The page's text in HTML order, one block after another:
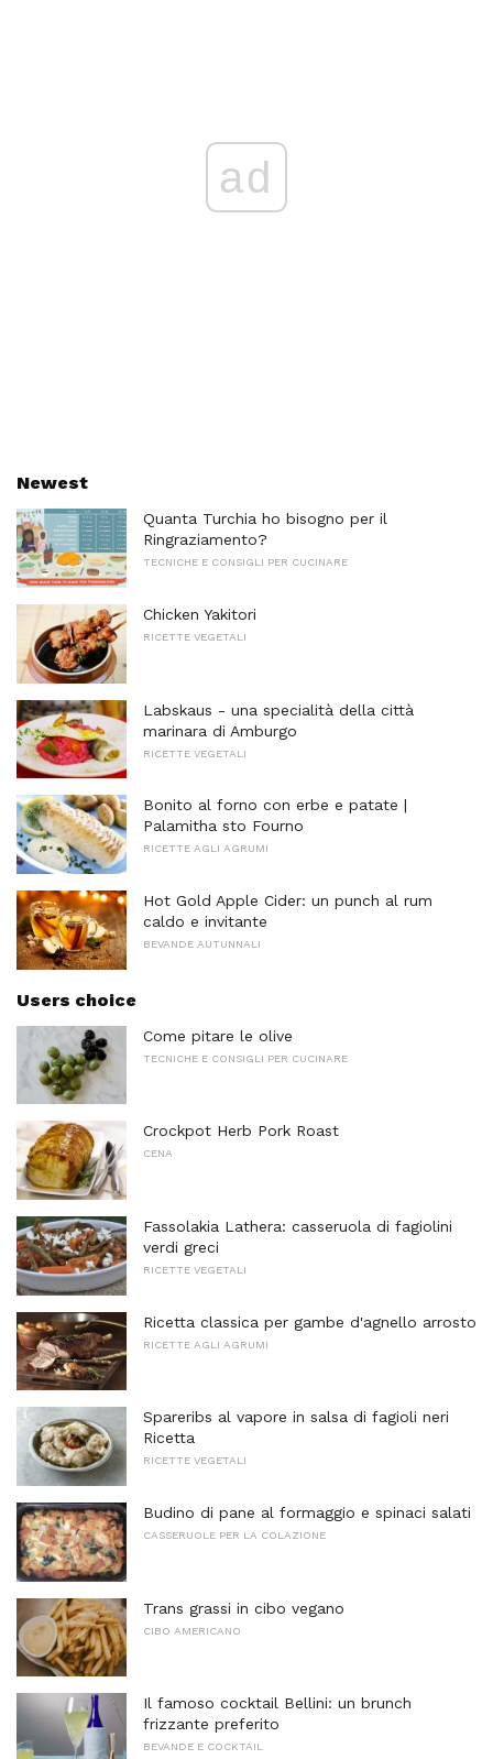
ad
Newest
Quanta Turchia ho bisogno per il
Ringraziamento?
TECNICHE E CONSIGLI PER CUCINARE
Chicken Yakitori
RICETTE VEGETALI
Labskaus - una specialità della città
marinara di Amburgo
RICETTE VEGETALI
Bonito al forno con erbe e patate |
Palamitha sto Fourno
RICETTE AGLI AGRUMI
Hot Gold Apple Cider: un punch al rum
caldo e invitante
BEVANDE AUTUNNALI
Users choice
Come pitare le olive
TECNICHE E CONSIGLI PER CUCINARE
Crockpot Herb Pork Roast
CENA
Fassolakia Lathera: casseruola di fagiolini
verdi greci
RICETTE VEGETALI
Ricetta classica per gambe d'agnello arrosto
RICETTE AGLI AGRUMI
Spareribs al vapore in salsa di fagioli neri
Ricetta
RICETTE VEGETALI
Budino di pane al formaggio e spinaci salati
CASSERUOLE PER LA COLAZIONE
Trans grassi in cibo vegano
CIBO AMERICANO
Il famoso cocktail Bellini: un brunch
frizzante preferito
BEVANDE E COCKTAIL